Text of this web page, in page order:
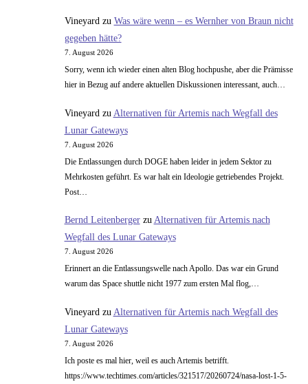
Vineyard zu Was wäre wenn – es Wernher von Braun nicht
gegeben hätte?
7. August 2026
Sorry, wenn ich wieder einen alten Blog hochpushe, aber die Prämisse
hier in Bezug auf andere aktuellen Diskussionen interessant, auch…
Vineyard zu Alternativen für Artemis nach Wegfall des
Lunar Gateways
7. August 2026
Die Entlassungen durch DOGE haben leider in jedem Sektor zu
Mehrkosten geführt. Es war halt ein Ideologie getriebendes Projekt.
Post…
Bernd Leitenbergerzu Alternativen für Artemis nach
Wegfall des Lunar Gateways
7. August 2026
Erinnert an die Entlassungswelle nach Apollo. Das war ein Grund
warum das Space shuttle nicht 1977 zum ersten Mal flog,…
Vineyard zu Alternativen für Artemis nach Wegfall des
Lunar Gateways
7. August 2026
Ich poste es mal hier, weil es auch Artemis betrifft.
https://www.techtimes.com/articles/321517/20260724/nasa-lost-1-5-